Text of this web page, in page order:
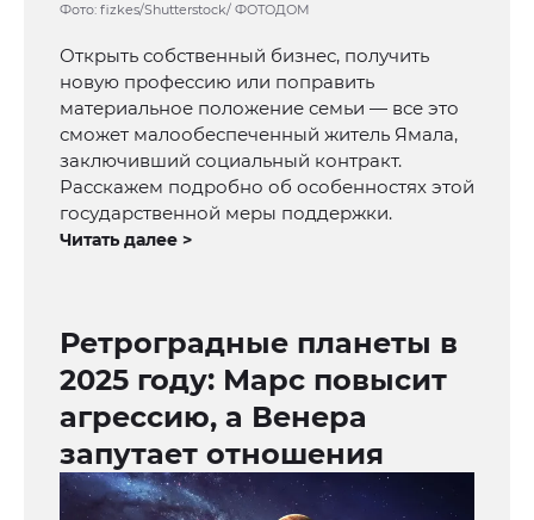
Фото: fizkes/Shutterstock/ ФОТОДОМ
Открыть собственный бизнес, получить
новую профессию или поправить
материальное положение семьи — все это
сможет малообеспеченный житель Ямала,
заключивший социальный контракт.
Расскажем подробно об особенностях этой
государственной меры поддержки.
Читать далее >
Ретроградные планеты в
2025 году: Марс повысит
агрессию, а Венера
запутает отношения